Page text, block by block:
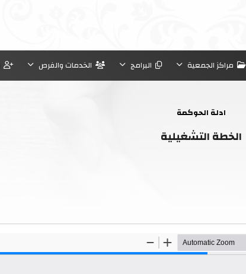
مراكز الجمعية البرامج الخدمات والفرص
ادلة الحوكمة
الخطة التشغيلية